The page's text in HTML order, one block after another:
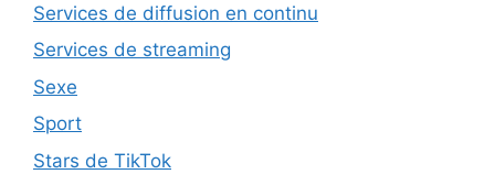
Services de diffusion en continu
Services de streaming
Sexe
Sport
Stars de TikTok